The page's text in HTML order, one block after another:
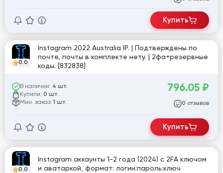
Купить
0.0
Instagram 2022 Australia IP. | Подтверждены по
почте, почты в комплекте нету. | 2фа+резервные
коды. [832838]
В наличии: 4 шт.
Купили: 0 шт.
Мин. заказ: 1 шт.
796.05 ₽
0 отзывов
Купить
0.0
Instagram аккаунты 1-2 года (2024) с 2FA ключом
и аватаркой, формат: логин:пароль:ключ